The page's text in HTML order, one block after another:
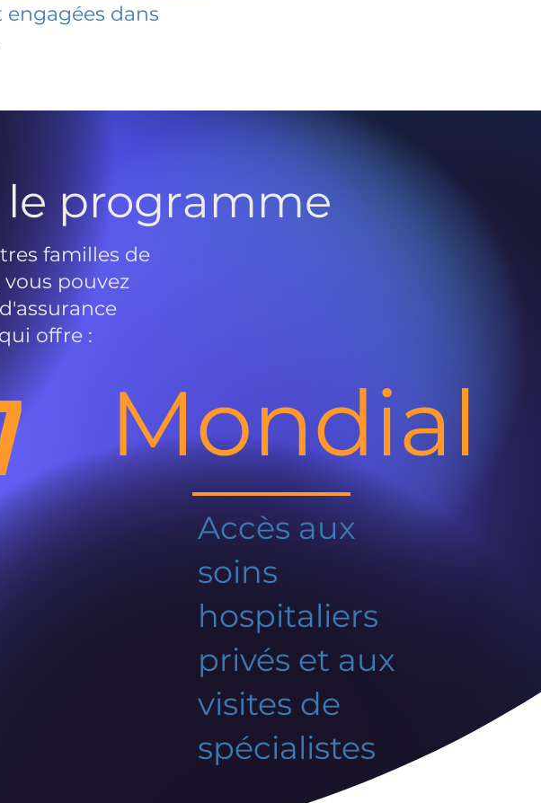
dans
programme
familles de
pouvez
offre :
Mondial
Accès aux
soins
hospitaliers
privés et aux
visites de
spécialistes